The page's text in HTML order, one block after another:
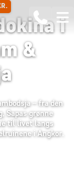
i
&
– fra den
Sapas grønne
til livet langs
i Angkor.